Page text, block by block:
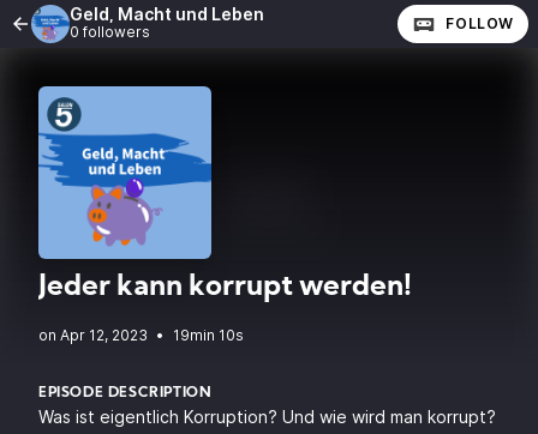
Geld, Macht und Leben
0 followers FOLLOW
Jeder kann korrupt werden!
• 19min 10s
EPISODE DESCRIPTION
Was ist eigentlich Korruption? Und wie wird man korrupt?